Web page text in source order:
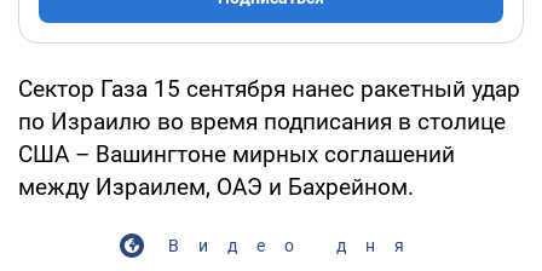
Сектор Газа 15 сентября нанес ракетный удар
по Израилю во время подписания в столице
США – Вашингтоне мирных соглашений
между Израилем, ОАЭ и Бахрейном.
Видео дня